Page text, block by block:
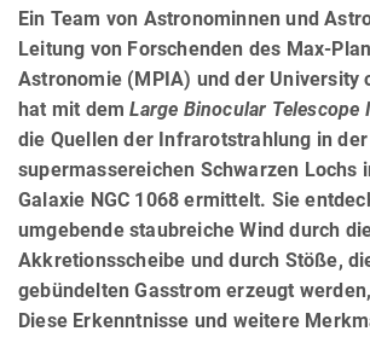
Ein Team von Astronominnen und
Leitung von Forschenden des Max-
Astronomie (MPIA) und der University
hat mit demLarge Binocular Telescope
die Quellen der Infrarotstrahlung in
supermassereichen Schwarzen Lochs
Galaxie NGC 1068 ermittelt. Sie
umgebende staubreiche Wind durch
Akkretionsscheibe und durch Stöße,
gebündelten Gasstrom erzeugt
Diese Erkenntnisse und weitere